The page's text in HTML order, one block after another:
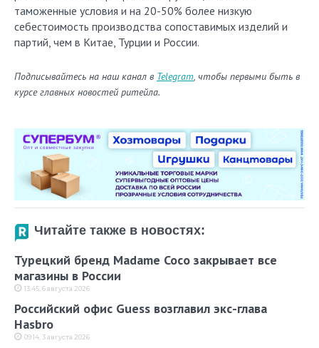
таможенные условия и на 20-50% более низкую
себестоимость производства сопоставимых изделий и
партий, чем в Китае, Турции и России.
Подписывайтесь на наш канал в Telegram, чтобы первыми быть в
курсе главных новостей ритейла.
Читайте также в новостях:
Турецкий бренд Madame Coco закрывает все
магазины в России
13:45, 6 августа 2026
Российский офис Guess возглавил экс-глава
Hasbro
09:14, 3 августа 2026